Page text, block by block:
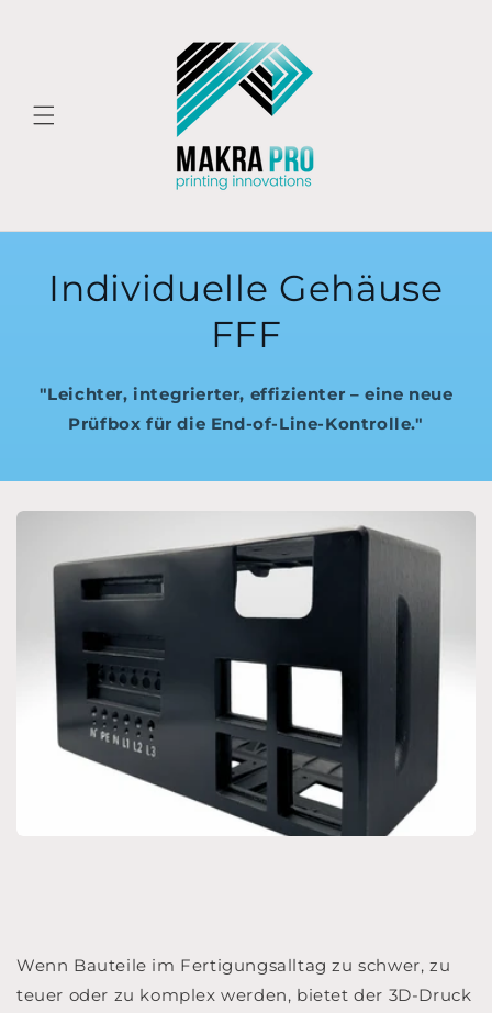
Individuelle Gehäuse
FFF
"Leichter, integrierter, effizienter – eine neue
Prüfbox für die End-of-Line-Kontrolle."
Wenn Bauteile im Fertigungsalltag zu schwer, zu
teuer oder zu komplex werden, bietet der 3D-Druck